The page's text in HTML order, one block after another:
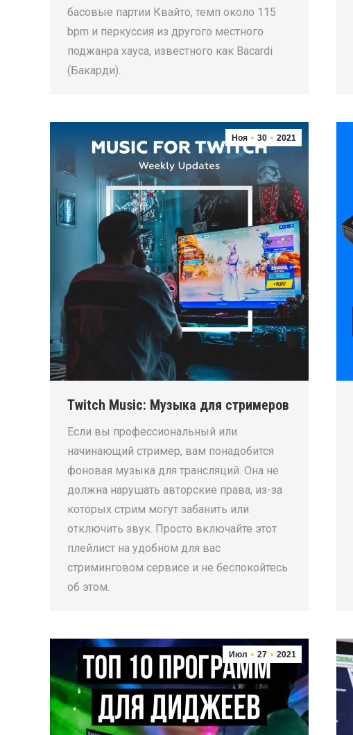
басовые партии Квайто, темп около 115
bpm и перкуссия из другого местного
поджанра хауса, известного как Bacardi
(Бакарди).
Ноя 30 2021
Twitch Music: Музыка для стримеров
Если вы профессиональный или
начинающий стример, вам понадобится
фоновая музыка для трансляций. Она не
должна нарушать авторские права, из-за
которых стрим могут забанить или
отключить звук. Просто включайте этот
плейлист на удобном для вас
стриминговом сервисе и не беспокойтесь
об этом.
Июл 27 2021